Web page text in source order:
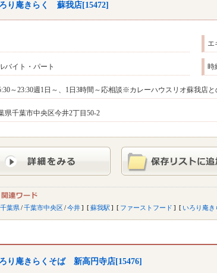
り庵きらく 蘇我店[15472]
エ
バイト・パート 時
～23:30週1日～、1日3時間～応相談※カレーハウスリオ蘇我店と
県千葉市中央区今井2丁目50-2
千葉県/千葉市中央区/今井 蘇我駅 ファーストフード いろり庵き
り庵きらくそば 新高円寺店[15476]